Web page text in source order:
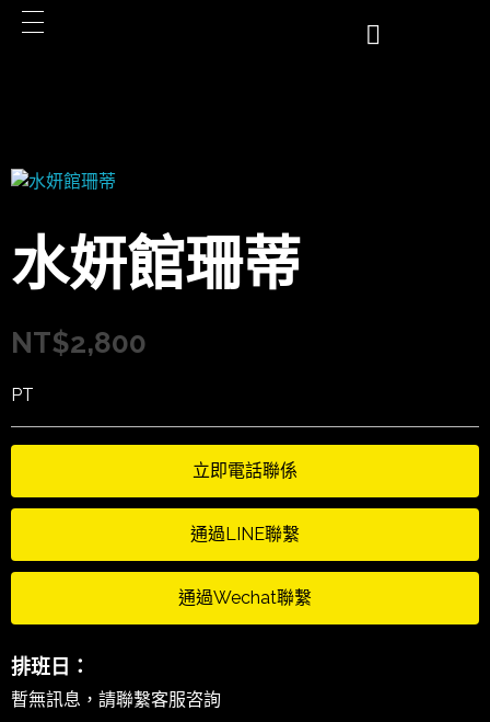
水妍館珊蒂
NT$2,800
PT
立即電話聯係
通過LINE聯繫
通過Wechat聯繫
排班日：
暫無訊息，請聯繫客服咨詢